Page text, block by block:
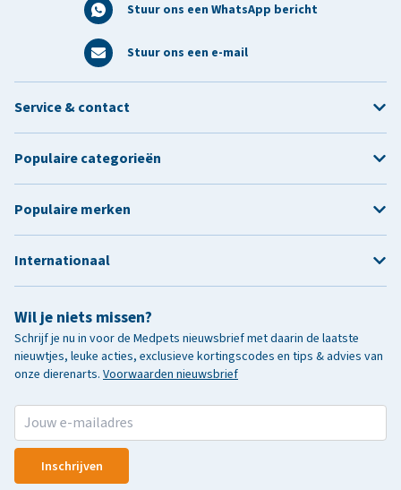
Stuur ons een WhatsApp bericht
Stuur ons een e-mail
Wil je niets missen?
Schrijf je nu in voor de Medpets nieuwsbrief met daarin de laatste
nieuwtjes, leuke acties, exclusieve kortingscodes en tips & advies van
onze dierenarts. Voorwaarden nieuwsbrief
Inschrijven
Service & contact
Populaire categorieën
Populaire merken
Internationaal